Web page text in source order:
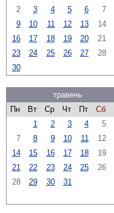
2
3 4 5 6 7
9
10 11 12 13 14
16
17 18 19 20 21
23
24 25 26 27 28
30
травень
Пн
Вт Ср Чт Пт Сб
1
2 3 4 5
7
8 9 10 11 12
14
15 16 17 18 19
21
22 23 24 25 26
28
29 30 31